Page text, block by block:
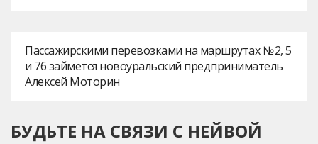
Пассажирскими перевозками на маршрутах № 2, 5
и 76 займётся новоуральский предприниматель
Алексей Моторин
БУДЬТЕ НА СВЯЗИ С НЕЙВОЙ